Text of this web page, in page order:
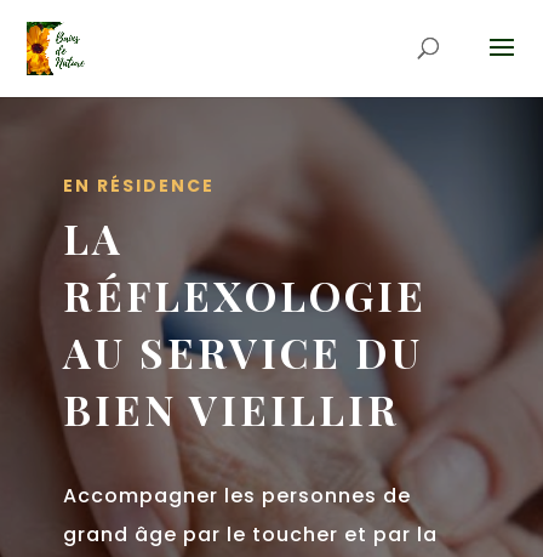
EN RÉSIDENCE
LA
RÉFLEXOLOGIE
AU SERVICE DU
BIEN VIEILLIR
Accompagner les personnes de
grand âge par le toucher et par la